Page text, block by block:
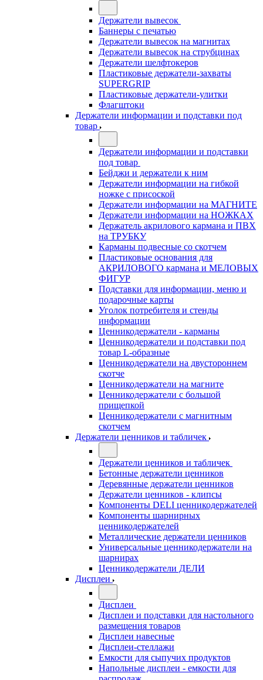
Держатели вывесок
Баннеры с печатью
Держатели вывесок на магнитах
Держатели вывесок на струбцинах
Держатели шелфтокеров
Пластиковые держатели-захваты
SUPERGRIP
Пластиковые держатели-улитки
Флагштоки
Держатели информации и подставки под
товар
Держатели информации и подставки
под товар
Бейджи и держатели к ним
Держатели информации на гибкой
ножке с присоской
Держатели информации на МАГНИТЕ
Держатели информации на НОЖКАХ
Держатель акрилового кармана и ПВХ
на ТРУБКУ
Карманы подвесные со скотчем
Пластиковые основания для
АКРИЛОВОГО кармана и МЕЛОВЫХ
ФИГУР
Подставки для информации, меню и
подарочные карты
Уголок потребителя и стенды
информации
Ценникодержатели - карманы
Ценникодержатели и подставки под
товар L-образные
Ценникодержатели на двустороннем
скотче
Ценникодержатели на магните
Ценникодержатели с большой
прищепкой
Ценникодержатели с магнитным
скотчем
Держатели ценников и табличек
Держатели ценников и табличек
Бетонные держатели ценников
Деревянные держатели ценников
Держатели ценников - клипсы
Компоненты DELI ценникодержателей
Компоненты шарнирных
ценникодержателей
Металлические держатели ценников
Универсальные ценникодержатели на
шарнирах
Ценникодержатели ДЕЛИ
Дисплеи
Дисплеи
Дисплеи и подставки для настольного
размещения товаров
Дисплеи навесные
Дисплеи-стеллажи
Емкости для сыпучих продуктов
Напольные дисплеи - емкости для